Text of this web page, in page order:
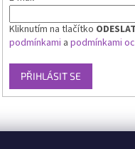
Kliknutím na tlačítko ODESLAT
podmínkami a podmínkami
PŘIHLÁSIT SE